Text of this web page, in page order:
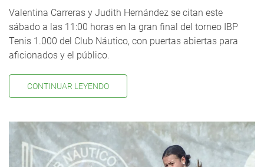
Valentina Carreras y Judith Hernández se citan este
sábado a las 11:00 horas en la gran final del torneo IBP
Tenis 1.000 del Club Náutico, con puertas abiertas para
aficionados y el público.
CONTINUAR LEYENDO